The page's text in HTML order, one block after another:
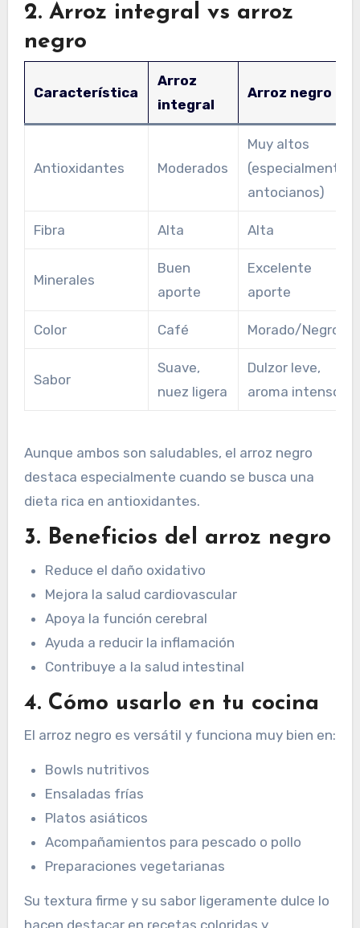
2. Arroz integral vs arroz
negro
Característica
Arroz
integral
Arroz negro
Antioxidantes Moderados
Muy altos
(especialmente
antocianos)
Fibra Alta Alta
Minerales
Buen
aporte
Excelente
aporte
Color Café Morado/Negro
Sabor
Suave,
nuez ligera
Dulzor leve,
aroma intenso
Aunque ambos son saludables, el arroz negro
destaca especialmente cuando se busca una
dieta rica en antioxidantes.
3. Beneficios del arroz negro
Reduce el daño oxidativo
Mejora la salud cardiovascular
Apoya la función cerebral
Ayuda a reducir la inflamación
Contribuye a la salud intestinal
4. Cómo usarlo en tu cocina
El arroz negro es versátil y funciona muy bien en:
Bowls nutritivos
Ensaladas frías
Platos asiáticos
Acompañamientos para pescado o pollo
Preparaciones vegetarianas
Su textura firme y su sabor ligeramente dulce lo